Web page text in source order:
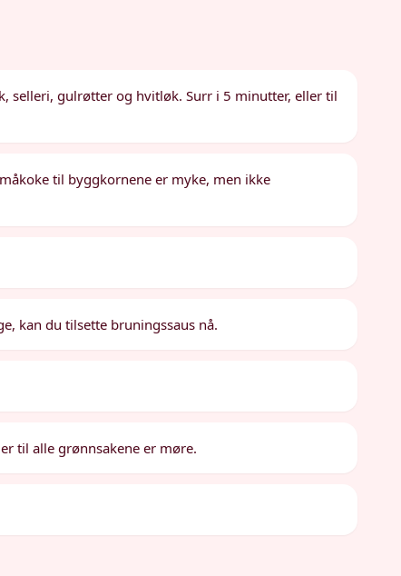
selleri, gulrøtter og hvitløk. Surr i 5 minutter, eller til
til byggkornene er myke, men ikke
kan du tilsette bruningssaus nå.
til alle grønnsakene er møre.